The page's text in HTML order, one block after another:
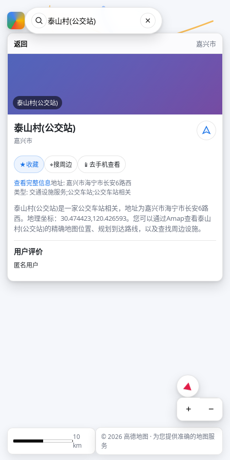
返回 嘉兴市
泰山村(公交站)
泰山村(公交站)
嘉兴市
★收藏 ⌖搜周边 📱 去手机查看
查看完整信息地址: 嘉兴市海宁市长安6路西
类型: 交通设施服务;公交车站;公交车站相关
泰山村(公交站)是一家公交车站相关，地址为嘉兴市海宁市长安6路
西。地理坐标：30.474423,120.426593。您可以通过Amap查看泰山
村(公交站)的精确地图位置、规划到达路线，以及查找周边设施。
用户评价
匿名用户
+ −
10
km
© 2026 高德地图 · 为您提供准确的地图服
务